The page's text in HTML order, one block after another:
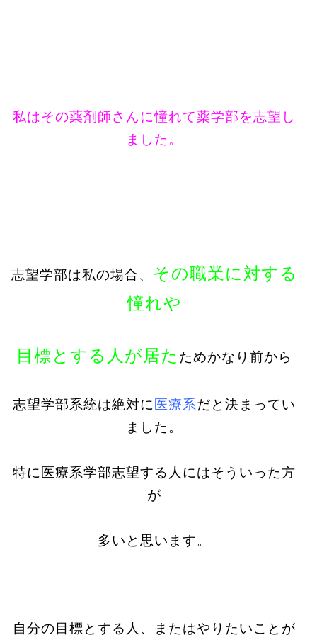
私はその薬剤師さんに憧れて薬学部を志望し
ました。
志望学部は私の場合、 その職業に対する
憧れや
目標とする人が居た ためかなり前から
志望学部系統は絶対に 医療系だと決まってい
ました。
特に医療系学部志望する人にはそういった方
が
多いと思います。
自分の目標とする人、またはやりたいことが